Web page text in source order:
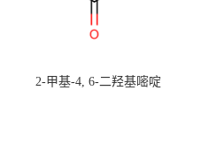
2-甲基-4, 6-二羟基嘧啶